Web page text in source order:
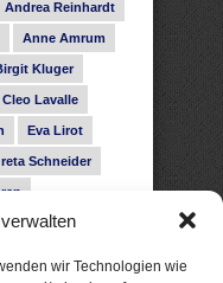
wir Technologien wie
Andrea Reinhardt
Anne Amrum
Kluger
Cleo Lavalle
Eva Lirot
Schneider
Pala J. Vellguth